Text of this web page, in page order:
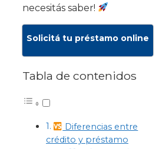
necesitás saber!
Solicitá tu préstamo online
Tabla de contenidos
Diferencias entre
crédito y préstamo